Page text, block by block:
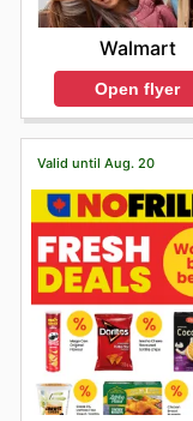
Walmart
Open flyer
Valid until Aug. 20